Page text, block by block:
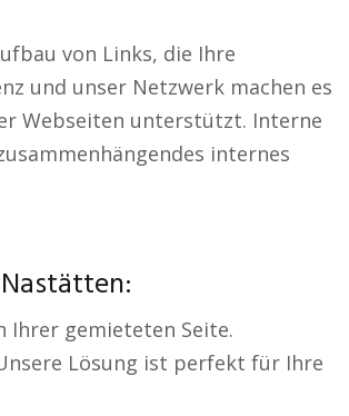
von Links, die Ihre
und unser Netzwerk machen es
Webseiten unterstützt. Interne
internes
Ihrer gemieteten Seite.
Lösung ist perfekt für Ihre